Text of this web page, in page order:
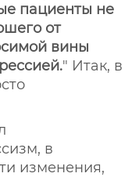
пациенты не
от
вины
" Итак, в
в
изменения,